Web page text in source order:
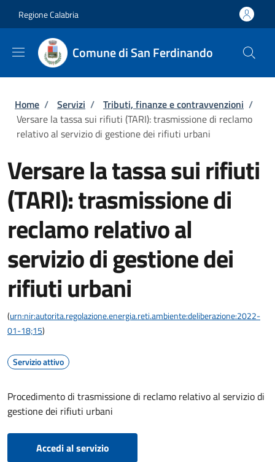
Regione Calabria
Comune di San Ferdinando
Briciole di pane
Home / Servizi / Tributi, finanze e contravvenzioni /
Versare la tassa sui rifiuti (TARI): trasmissione di reclamo
relativo al servizio di gestione dei rifiuti urbani
Versare la tassa sui rifiuti
(TARI): trasmissione di
reclamo relativo al
servizio di gestione dei
rifiuti urbani
(urn:nir:autorita.regolazione.energia.reti.ambiente:deliberazione:2022-
01-18;15)
Servizio attivo
Procedimento di trasmissione di reclamo relativo al servizio di
gestione dei rifiuti urbani
Accedi al servizio